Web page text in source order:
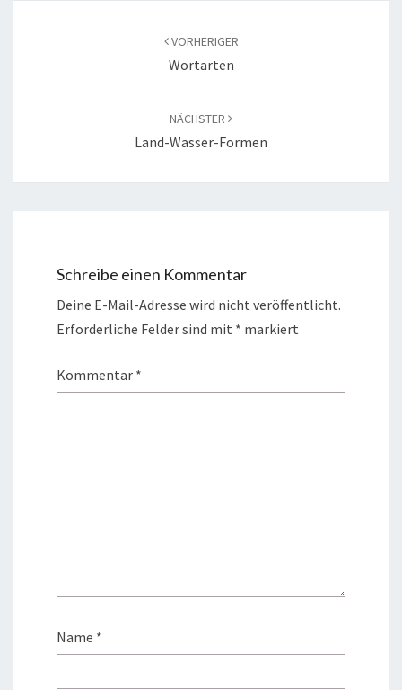
VORHERIGER
Wortarten
NÄCHSTER
Land-Wasser-Formen
Schreibe einen Kommentar
Deine E-Mail-Adresse wird nicht veröffentlicht.
Erforderliche Felder sind mit * markiert
Kommentar *
Name *